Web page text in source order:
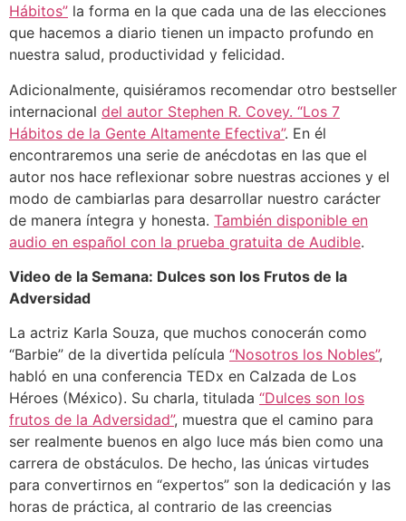
Hábitos” la forma en la que cada una de las elecciones
que hacemos a diario tienen un impacto profundo en
nuestra salud, productividad y felicidad.
Adicionalmente, quisiéramos recomendar otro bestseller
internacional del autor Stephen R. Covey. “Los 7
Hábitos de la Gente Altamente Efectiva”. En él
encontraremos una serie de anécdotas en las que el
autor nos hace reflexionar sobre nuestras acciones y el
modo de cambiarlas para desarrollar nuestro carácter
de manera íntegra y honesta. También disponible en
audio en español con la prueba gratuita de Audible.
Video de la Semana: Dulces son los Frutos de la
Adversidad
La actriz Karla Souza, que muchos conocerán como
“Barbie” de la divertida película “Nosotros los Nobles”,
habló en una conferencia TEDx en Calzada de Los
Héroes (México). Su charla, titulada “Dulces son los
frutos de la Adversidad”, muestra que el camino para
ser realmente buenos en algo luce más bien como una
carrera de obstáculos. De hecho, las únicas virtudes
para convertirnos en “expertos” son la dedicación y las
horas de práctica, al contrario de las creencias